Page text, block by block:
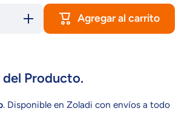
Aumentar
cantidad
para
Agregar al carrito
Producto.
. Disponible en Zoladi con envíos a todo